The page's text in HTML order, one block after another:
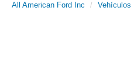
All American Ford Inc Vehículos